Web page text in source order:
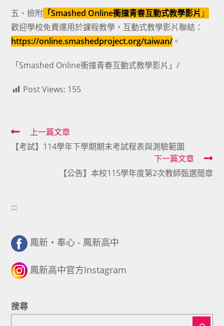
五、檢附 「Smashed Online衝撞青春互動式教學影片 」
歡迎學校免費運用於課程教學，互動式教學影片聯結：
https://online.smashedproject.org/taiwan/ 。
「Smashed Online衝撞青春互動式教學影片」/
Post Views: 155
Read
more
上一篇文章
【考試】114學年下學期期末考試程表與測驗範圍
下一篇文章
【公告】本校115學年度第2次教師甄選簡章
:::
鳳新・奉心 - 鳳新高中
鳳新高中官方Instagram
搜尋